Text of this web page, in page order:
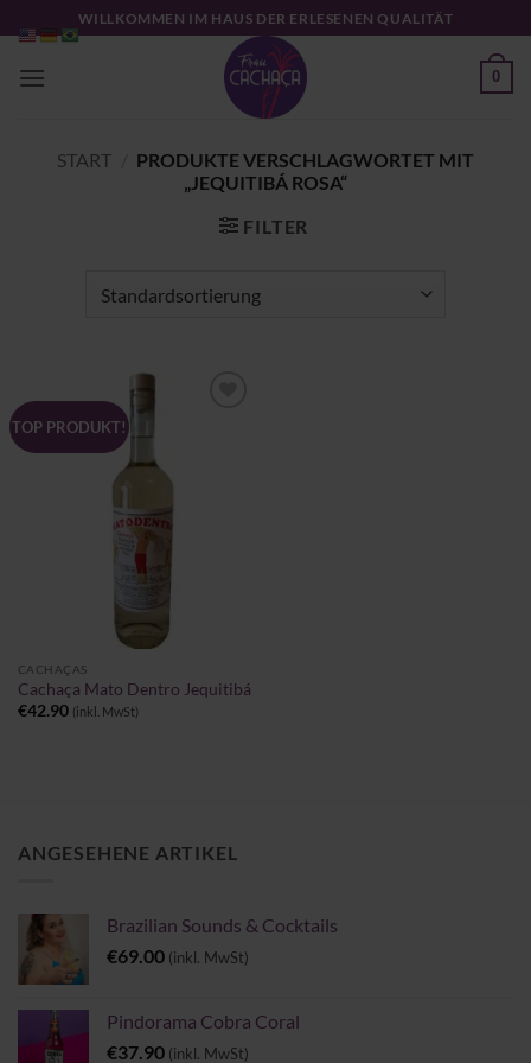
Inhalt
springen
WILLKOMMEN IM HAUS DER ERLESENEN QUALITÄT
0
START
PRODUKTE VERSCHLAGWORTET MIT
„JEQUITIBÁ ROSA“
FILTER
TOP PRODUKT!
CACHAÇAS
Cachaça Mato Dentro Jequitibá
€42.90 (inkl. MwSt)
ANGESEHENE ARTIKEL
Brazilian Sounds & Cocktails
€69.00 (inkl. MwSt)
Pindorama Cobra Coral
€37.90 (inkl. MwSt)